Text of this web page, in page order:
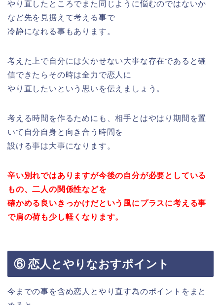
やり直したところでまた同じように悩むのではないか
など先を見据えて考える事で
冷静になれる事もあります。
考えた上で自分には欠かせない大事な存在であると確
信できたらその時は全力で恋人に
やり直したいという思いを伝えましょう。
考える時間を作るためにも、相手とはやはり期間を置
いて自分自身と向き合う時間を
設ける事は大事になります。
辛い別れではありますが今後の自分が必要としている
もの、二人の関係性などを
確かめる良いきっかけだという風にプラスに考える事
で肩の荷も少し軽くなります。
⑥ 恋人とやりなおすポイント
今までの事を含め恋人とやり直す為のポイントをまと